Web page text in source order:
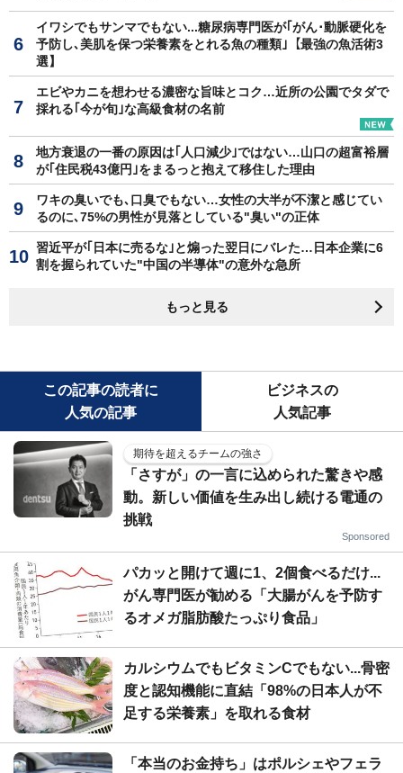
イワシでもサンマでもない...糖尿病専門医が｢がん･動脈硬化を
予防し､美肌を保つ栄養素をとれる魚の種類｣【最強の魚活術3
選】
エビやカニを想わせる濃密な旨味とコク…近所の公園でタダで
採れる｢今が旬｣な高級食材の名前
地方衰退の一番の原因は｢人口減少｣ではない…山口の超富裕層
が｢住民税43億円｣をまるっと抱えて移住した理由
ワキの臭いでも､口臭でもない…女性の大半が不潔と感じてい
るのに､75%の男性が見落としている"臭い"の正体
習近平が｢日本に売るな｣と煽った翌日にバレた…日本企業に6
割を握られていた"中国の半導体"の意外な急所
もっと見る
この記事の読者に
人気の記事
ビジネスの
人気記事
期待を超えるチームの強さ
「さすが」の一言に込められた驚きや感
動。新しい価値を生み出し続ける電通の
挑戦
Sponsored
パカッと開けて週に1、2個食べるだけ...
がん専門医が勧める「大腸がんを予防す
るオメガ脂肪酸たっぷり食品」
カルシウムでもビタミンCでもない...骨密
度と認知機能に直結「98%の日本人が不
足する栄養素」を取れる食材
「本当のお金持ち」はポルシェやフェラ